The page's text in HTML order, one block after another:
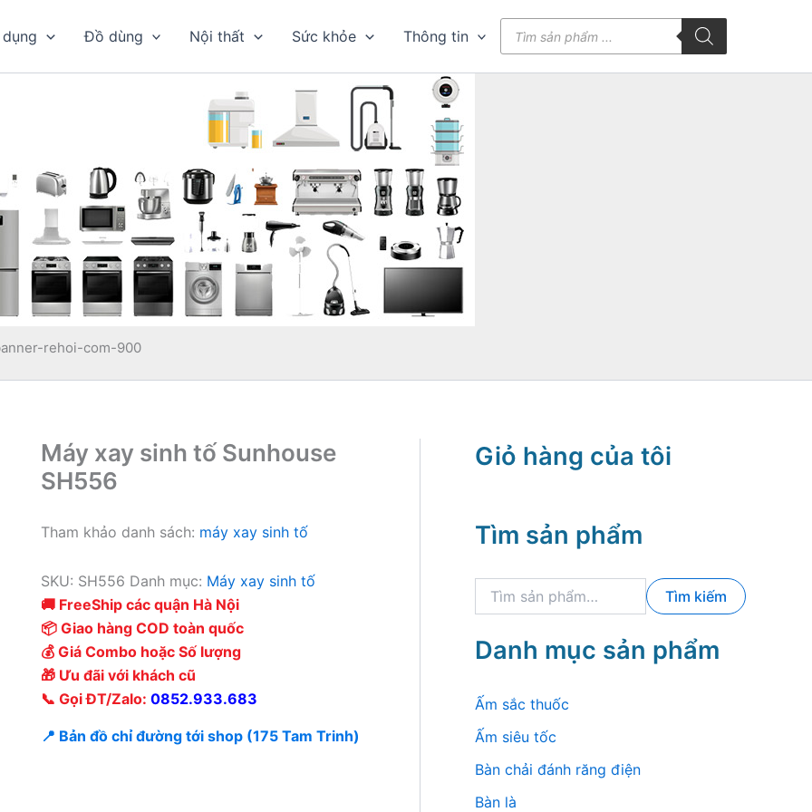
Đồ dùng Nội thất Sức khỏe Thông tin
kiếm
rehoi-com-900
Máy xay sinh tố Sunhouse
SH556
Tham khảo danh sách: máy xay sinh tố
SKU: SH556 Danh mục: Máy xay sinh tố
🚚 FreeShip các quận Hà Nội
📦 Giao hàng COD toàn quốc
💰 Giá Combo hoặc Số lượng
🎁 Ưu đãi với khách cũ
📞 Gọi ĐT/Zalo: 0852.933.683
📍 Bản đồ chỉ đường tới shop (175 Tam Trinh)
Giỏ hàng của tôi
Tìm sản phẩm
k
m
:
Tìm kiếm
Danh mục sản phẩm
Ấm sắc thuốc
Ấm siêu tốc
Bàn chải đánh răng điện
Bàn là